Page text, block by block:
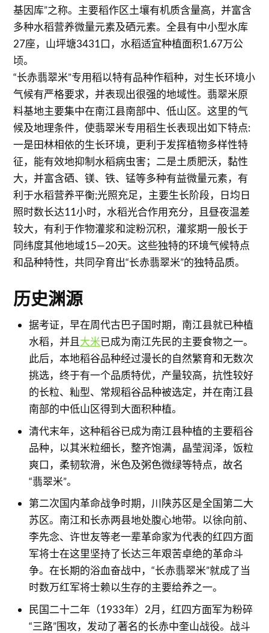
基因库”之称。主要稻作区土壤有机质含量高，并富含
多种水稻营养微量元素及硒元素。全县有中小型水库
27座，山坪塘3431口，水稻适宜种植面积1.67万公
顷。
“长赤翡翠米”专用稻以特有品种作稻种，对生长环境小
气候有严格要求，并表现出很强的地域性。翡翠米原
料基地主要集中在南江县南部中、低山区。这里的气
候及地理条件，使翡翠米专用稻生长表现出如下特点:
一是田林相依的生长环境，更利于发挥植物多样性特
征，能有效地抑制水稻病虫害；二是土质肥沃，黏性
大，并富含硒、镁、铁、锰等多种有益微量元素，有
利于水稻营养平衡;光照充足，主要生长阶段，日均日
照时数长达11小时，水稻光合作用充分，且昼夜温差
较大，有利于作物灌浆和淀粉沉积，灌浆期一般长于
同纬度其他地域15—20天。这些独特的环境气候特点
和品种特性，共同孕育出“长赤翡翠米”的独特品质。
历史渊源
据考证，早在周代古巴子国时期，南江县就已种植
水稻，并且 大米已成为南江先民的主要食物之一。
此后，本地稻谷品种经过漫长的自然繁育和无数次
挑选，终于有一个品质特优，产量较高，抗性较好
的长粒、籼型、常规稻谷品种被选定，并在南江县
南部的中低山区得到大面积种植。
清代末年，这种稻谷已成为南江县种植的主要稻谷
品种，以其米粒细长，整齐饱满，晶莹润泽，饭粒
爽口，柔韧软滑，米色及粥色微绿等特点，故名
“翡翠米”。
第二次国内革命战争时期，川陕苏区是全国第二大
苏区。南江和长赤两县地处腹心地带。以徐向前、
李先念、许世友等老一辈革命家为代表的红四方面
军将士在这里坚持了长达三年艰苦卓绝的革命斗
争。在长期的浴血奋战中，“长赤翡翠米”就成了当
时数万红军将士赖以生存的主要给养之一。
民国二十二年（1933年）2月，红四方面军为粉碎
“三路”围攻，发动了著名的长赤中奎山战役。战斗